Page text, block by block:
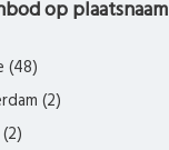
op plaatsnaam
(48)
(2)